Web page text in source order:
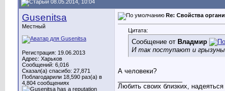
08.05.2014, 10:04
Gusenitsa
Местный
Регистрация: 19.06.2013
Адрес: Харьков
Сообщений: 6,016
Сказал(а) спасибо: 27,871
Поблагодарили 18,590 раз(а) в
4,804 сообщениях
Re: Свойства
Цитата:
Сообщение от Владмир
И так поступают и грызуны
А человеки?
Любить своих близких,